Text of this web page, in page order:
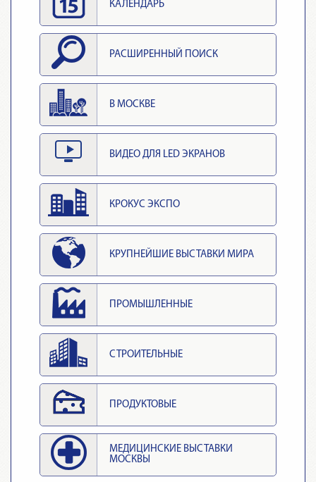
КАЛЕНДАРЬ
РАСШИРЕННЫЙ ПОИСК
В МОСКВЕ
ВИДЕО ДЛЯ LED ЭКРАНОВ
КРОКУС ЭКСПО
КРУПНЕЙШИЕ ВЫСТАВКИ МИРА
ПРОМЫШЛЕННЫЕ
СТРОИТЕЛЬНЫЕ
ПРОДУКТОВЫЕ
МЕДИЦИНСКИЕ ВЫСТАВКИ
МОСКВЫ